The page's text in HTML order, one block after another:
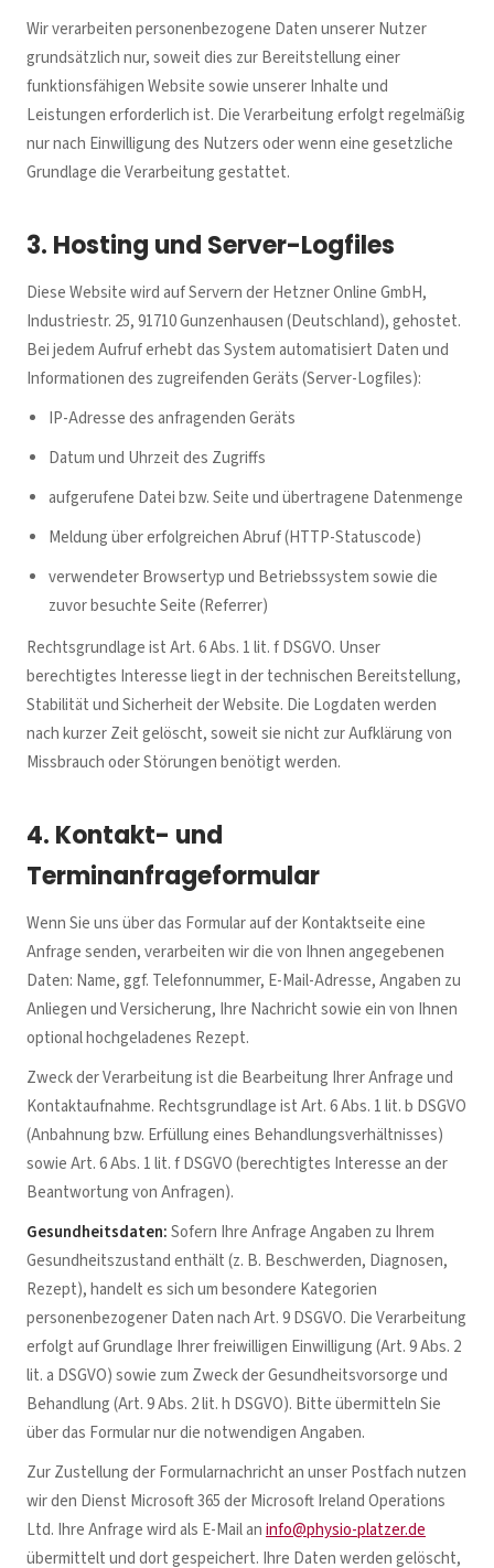
Wir verarbeiten personenbezogene Daten unserer Nutzer
grundsätzlich nur, soweit dies zur Bereitstellung einer
funktionsfähigen Website sowie unserer Inhalte und
Leistungen erforderlich ist. Die Verarbeitung erfolgt regelmäßig
nur nach Einwilligung des Nutzers oder wenn eine gesetzliche
Grundlage die Verarbeitung gestattet.
3. Hosting und Server-Logfiles
Diese Website wird auf Servern der Hetzner Online GmbH,
Industriestr. 25, 91710 Gunzenhausen (Deutschland), gehostet.
Bei jedem Aufruf erhebt das System automatisiert Daten und
Informationen des zugreifenden Geräts (Server-Logfiles):
IP-Adresse des anfragenden Geräts
Datum und Uhrzeit des Zugriffs
aufgerufene Datei bzw. Seite und übertragene Datenmenge
Meldung über erfolgreichen Abruf (HTTP-Statuscode)
verwendeter Browsertyp und Betriebssystem sowie die
zuvor besuchte Seite (Referrer)
Rechtsgrundlage ist Art. 6 Abs. 1 lit. f DSGVO. Unser
berechtigtes Interesse liegt in der technischen Bereitstellung,
Stabilität und Sicherheit der Website. Die Logdaten werden
nach kurzer Zeit gelöscht, soweit sie nicht zur Aufklärung von
Missbrauch oder Störungen benötigt werden.
4. Kontakt- und
Terminanfrageformular
Wenn Sie uns über das Formular auf der Kontaktseite eine
Anfrage senden, verarbeiten wir die von Ihnen angegebenen
Daten: Name, ggf. Telefonnummer, E-Mail-Adresse, Angaben zu
Anliegen und Versicherung, Ihre Nachricht sowie ein von Ihnen
optional hochgeladenes Rezept.
Zweck der Verarbeitung ist die Bearbeitung Ihrer Anfrage und
Kontaktaufnahme. Rechtsgrundlage ist Art. 6 Abs. 1 lit. b DSGVO
(Anbahnung bzw. Erfüllung eines Behandlungsverhältnisses)
sowie Art. 6 Abs. 1 lit. f DSGVO (berechtigtes Interesse an der
Beantwortung von Anfragen).
Gesundheitsdaten:Sofern Ihre Anfrage Angaben zu Ihrem
Gesundheitszustand enthält (z. B. Beschwerden, Diagnosen,
Rezept), handelt es sich um besondere Kategorien
personenbezogener Daten nach Art. 9 DSGVO. Die Verarbeitung
erfolgt auf Grundlage Ihrer freiwilligen Einwilligung (Art. 9 Abs. 2
lit. a DSGVO) sowie zum Zweck der Gesundheitsvorsorge und
Behandlung (Art. 9 Abs. 2 lit. h DSGVO). Bitte übermitteln Sie
über das Formular nur die notwendigen Angaben.
Zur Zustellung der Formularnachricht an unser Postfach nutzen
wir den Dienst Microsoft 365 der Microsoft Ireland Operations
Ltd. Ihre Anfrage wird als E-Mail aninfo@physio-platzer.de
übermittelt und dort gespeichert. Ihre Daten werden gelöscht,